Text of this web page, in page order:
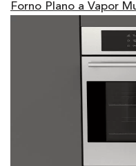
Forno Plano a Vapor